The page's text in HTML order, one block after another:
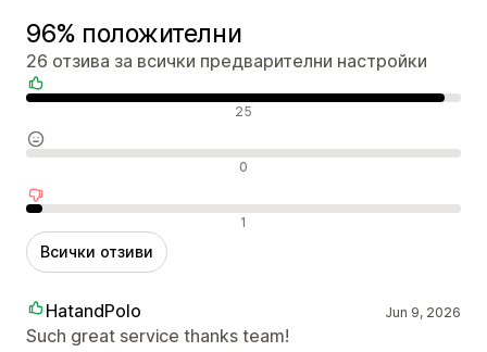
96% положителни
26 отзива за всички предварителни настройки
Положителни отзиви 25
Неутрални отзиви 0
Отрицателни отзиви 1
Всички отзиви
HatandPolo Jun 9, 2026
Such great service thanks team!